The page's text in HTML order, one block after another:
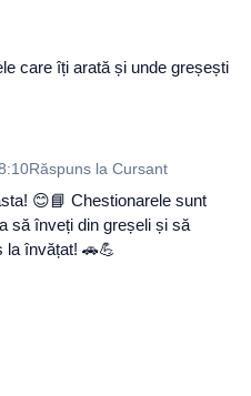
care îți arată și unde greșești
Răspuns la Cursant
😊📘 Chestionarele sunt
să înveți din greșeli și să
la învățat! 🚗💪